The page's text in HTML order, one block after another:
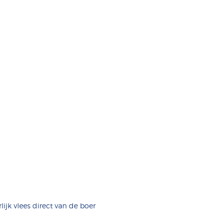
vlees direct van de boer